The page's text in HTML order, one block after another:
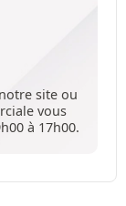
site ou
vous
à 17h00.